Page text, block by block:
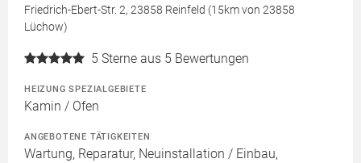
Friedrich-Ebert-Str. 2, 23858 Reinfeld (15km von 23858
Lüchow)
5 Sterne aus 5 Bewertungen
HEIZUNG SPEZIALGEBIETE
Kamin / Ofen
ANGEBOTENE TÄTIGKEITEN
Wartung, Reparatur, Neuinstallation / Einbau,